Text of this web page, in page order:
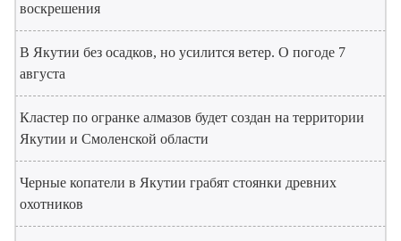
воскрешения
В Якутии без осадков, но усилится ветер. О погоде 7
августа
Кластер по огранке алмазов будет создан на территории
Якутии и Смоленской области
Черные копатели в Якутии грабят стоянки древних
охотников